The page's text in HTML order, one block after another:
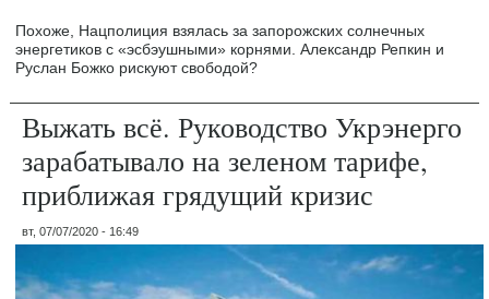
Похоже, Нацполиция взялась за запорожских солнечных
энергетиков с «эсбэушными» корнями. Александр Репкин и
Руслан Божко рискуют свободой?
Выжать всё. Руководство Укрэнерго
зарабатывало на зеленом тарифе,
приближая грядущий кризис
вт, 07/07/2020 - 16:49